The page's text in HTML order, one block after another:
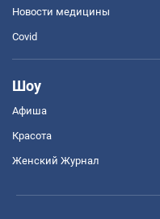
Новости медицины
Covid
Шоу
Афиша
Красота
Женский Журнал